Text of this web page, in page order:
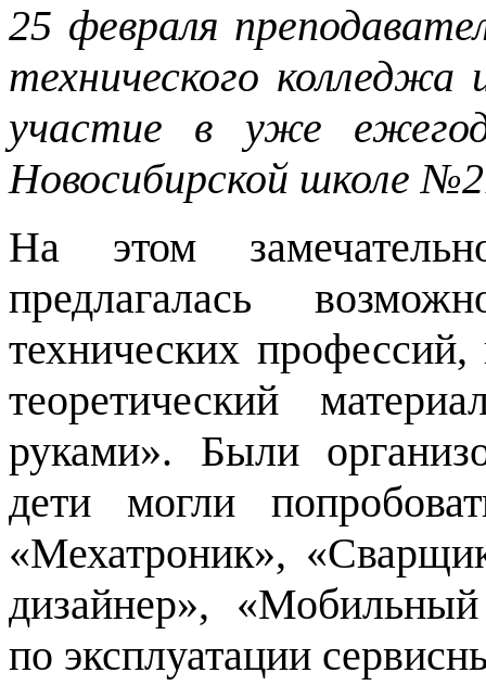
25 февраля
технического
участие в уже
Новосибирской школе
На этом
предлагалась
технических
теоретический
руками». Были
дети могли
«Мехатроник»,
дизайнер»,
по эксплуатации